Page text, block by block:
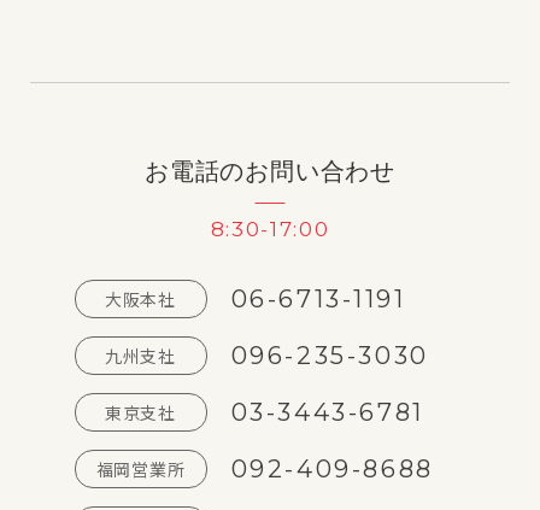
お電話のお問い合わせ
8:30-17:00
大阪本社 06-6713-1191
九州支社 096-235-3030
東京支社 03-3443-6781
福岡営業所 092-409-8688